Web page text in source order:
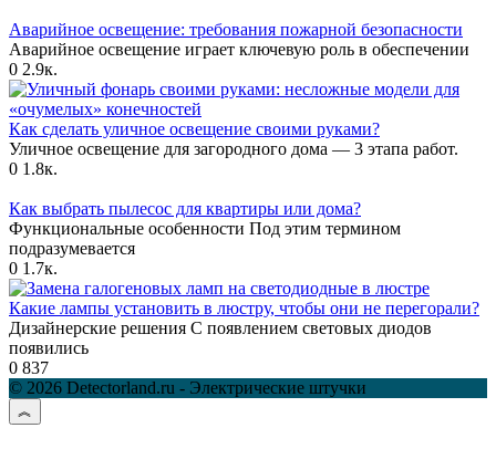
Аварийное освещение: требования пожарной безопасности
Аварийное освещение играет ключевую роль в обеспечении
0 2.9к.
Как сделать уличное освещение своими руками?
Уличное освещение для загородного дома — 3 этапа работ.
0 1.8к.
Как выбрать пылесос для квартиры или дома?
Функциональные особенности Под этим термином
подразумевается
0 1.7к.
Какие лампы установить в люстру, чтобы они не перегорали?
Дизайнерские решения С появлением световых диодов
появились
0 837
© 2026 Detectorland.ru - Электрические штучки